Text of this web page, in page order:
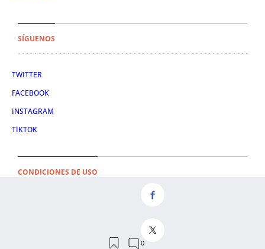
SÍGUENOS
TWITTER
FACEBOOK
INSTAGRAM
TIKTOK
CONDICIONES DE USO